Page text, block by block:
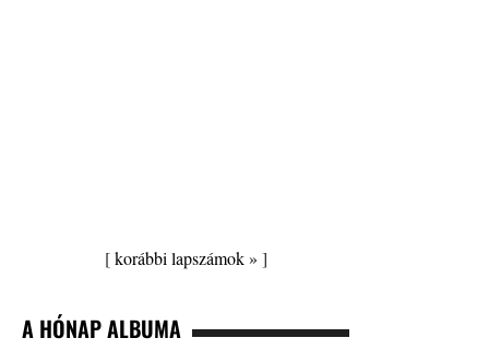
[korábbi lapszámok » ]
A HÓNAP ALBUMA